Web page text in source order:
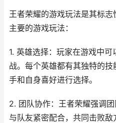
王者荣耀的游戏玩法是其标
主要的游戏玩法：
1. 英雄选择：玩家在游戏中
战。每个英雄都有其独特的
手和自身喜好进行选择。
2. 团队协作：王者荣耀强调
与队友紧密配合，共同击败敌